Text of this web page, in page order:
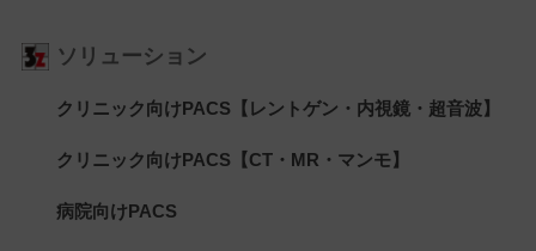
ソリューション
クリニック向けPACS【レントゲン・内視鏡・超音波】
クリニック向けPACS【CT・MR・マンモ】
病院向けPACS